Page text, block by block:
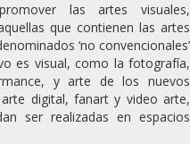
las artes visuales,
que contienen las artes
‘no convencionales’
es visual, como la fotografía,
y arte de los nuevos
digital, fanart y video arte,
ser realizadas en espacios